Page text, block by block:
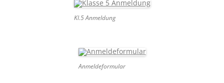
Kl.5 Anmeldung
Anmeldeformular